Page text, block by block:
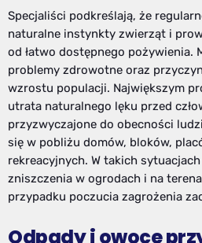
Specjaliści podkreślają, że
naturalne instynkty zwierząt i
od łatwo dostępnego pożywienia.
problemy zdrowotne oraz
wzrostu populacji. Największym
utrata naturalnego lęku przed
przyzwyczajone do obecności
się w pobliżu domów, bloków,
rekreacyjnych. W takich
zniszczenia w ogrodach i na
przypadku poczucia zagrożenia
Odpady i owoce